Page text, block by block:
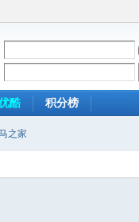
酷 积分榜
之家